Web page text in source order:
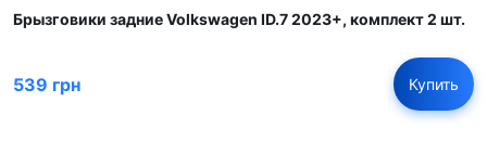
Брызговики задние Volkswagen ID.7 2023+, комплект 2 шт.
539 грн Купить